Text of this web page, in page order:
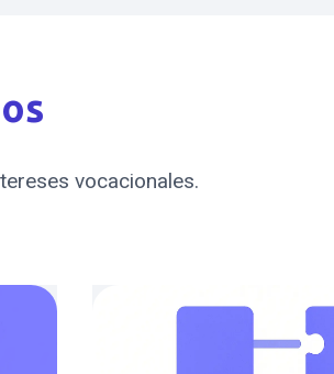
vocacionales.